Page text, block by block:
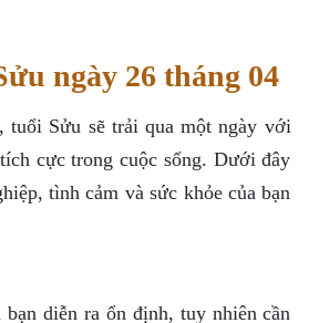
ngày 26 tháng 04
tuổi Sửu sẽ trải qua một ngày với
cực trong cuộc sống. Dưới đây
tình cảm và sức khỏe của bạn
bạn diễn ra ổn định, tuy nhiên cần